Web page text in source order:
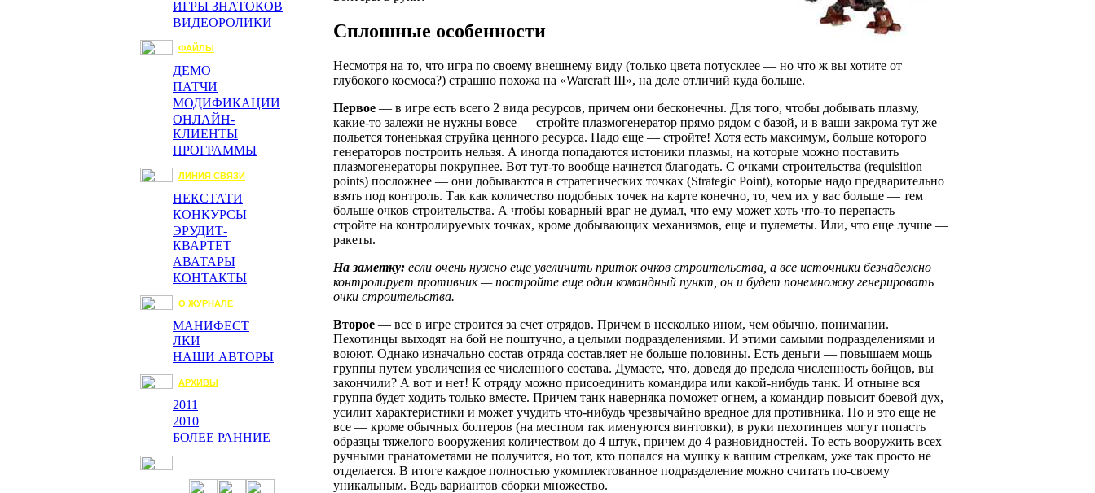
ИГРЫ ЗНАТОКОВ
ВИДЕОРОЛИКИ
ФАЙЛЫ
ДЕМО
ПАТЧИ
МОДИФИКАЦИИ
ОНЛАЙН-
КЛИЕНТЫ
ПРОГРАММЫ
ЛИНИЯ СВЯЗИ
НЕКСТАТИ
КОНКУРСЫ
ЭРУДИТ-
КВАРТЕТ
АВАТАРЫ
КОНТАКТЫ
О ЖУРНАЛЕ
МАНИФЕСТ
ЛКИ
НАШИ АВТОРЫ
АРХИВЫ
2011
2010
БОЛЕЕ РАННИЕ
Сплошные особенности
Несмотря на то, что игра по своему внешнему виду (только цвета потусклее — но что ж вы хотите от
глубокого космоса?) страшно похожа на «Warcraft III», на деле отличий куда больше.
Первое — в игре есть всего 2 вида ресурсов, причем они бесконечны. Для того, чтобы добывать плазму,
какие-то залежи не нужны вовсе — стройте плазмогенератор прямо рядом с базой, и в ваши закрома тут же
польется тоненькая струйка ценного ресурса. Надо еще — стройте! Хотя есть максимум, больше которого
генераторов построить нельзя. А иногда попадаются истоники плазмы, на которые можно поставить
плазмогенераторы покрупнее. Вот тут-то вообще начнется благодать. С очками строительства (requisition
points) посложнее — они добываются в стратегических точках (Strategic Point), которые надо предварительно
взять под контроль. Так как количество подобных точек на карте конечно, то, чем их у вас больше — тем
больше очков строительства. А чтобы коварный враг не думал, что ему может хоть что-то перепасть —
стройте на контролируемых точках, кроме добывающих механизмов, еще и пулеметы. Или, что еще лучше —
ракеты.
На заметку: если очень нужно еще увеличить приток очков строительства, а все источники безнадежно
контролирует противник — постройте еще один командный пункт, он и будет понемножку генерировать
очки строительства.
Второе — все в игре строится за счет отрядов. Причем в несколько ином, чем обычно, понимании.
Пехотинцы выходят на бой не поштучно, а целыми подразделениями. И этими самыми подразделениями и
воюют. Однако изначально состав отряда составляет не больше половины. Есть деньги — повышаем мощь
группы путем увеличения ее численного состава. Думаете, что, доведя до предела численность бойцов, вы
закончили? А вот и нет! К отряду можно присоединить командира или какой-нибудь танк. И отныне вся
группа будет ходить только вместе. Причем танк наверняка поможет огнем, а командир повысит боевой дух,
усилит характеристики и может учудить что-нибудь чрезвычайно вредное для противника. Но и это еще не
все — кроме обычных болтеров (на местном так именуются винтовки), в руки пехотинцев могут попасть
образцы тяжелого вооружения количеством до 4 штук, причем до 4 разновидностей. То есть вооружить всех
ручными гранатометами не получится, но тот, кто попался на мушку к вашим стрелкам, уже так просто не
отделается. В итоге каждое полностью укомплектованное подразделение можно считать по-своему
уникальным. Ведь вариантов сборки множество.